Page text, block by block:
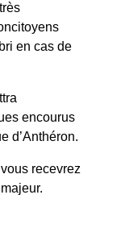
en cas de
encourus
d’Anthéron.
recevrez